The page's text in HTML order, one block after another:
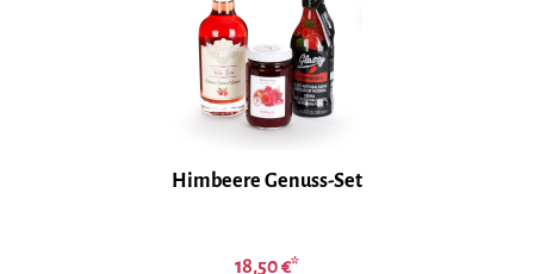
Himbeere Genuss-Set
18,50 €*